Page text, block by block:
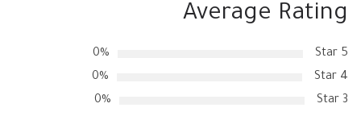
Average Rating
5 Star
0%
4 Star
0%
3 Star
0%